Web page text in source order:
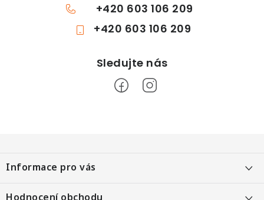
+420 603 106 209
+420 603 106 209
á
p
a
Informace pro vás
Objednání po telefonu